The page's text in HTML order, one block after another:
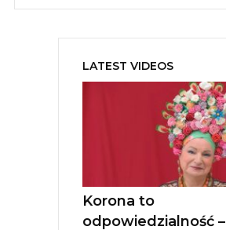
A
LATEST VIDEOS
Korona to
odpowiedzialność –